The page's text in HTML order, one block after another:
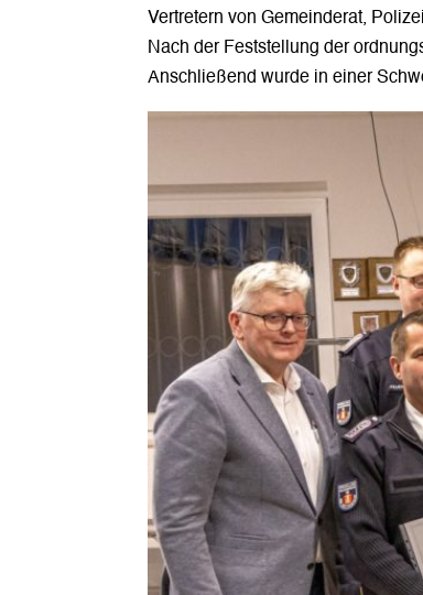
Vertretern von Gemeinderat,
Nach der Feststellung der
Anschließend wurde in einer